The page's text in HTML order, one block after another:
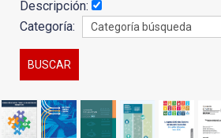
Descripción:
Categoría: